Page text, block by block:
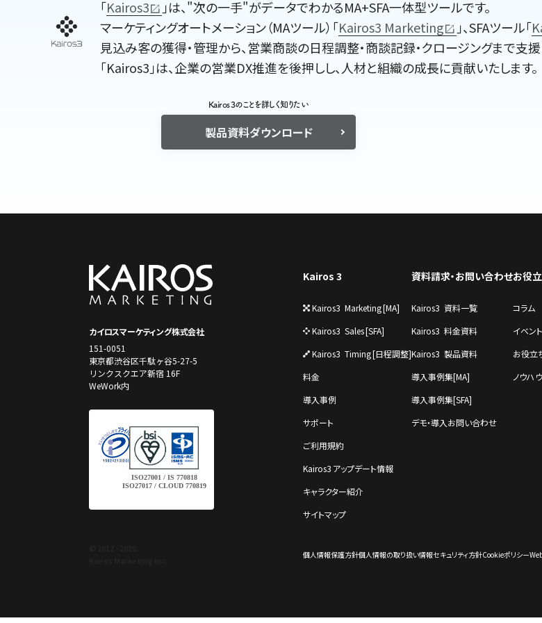
｢Kairos3
｣は、"次の一手"がデータでわかるMA+SFA一体型ツールです。
マーケティングオートメーション（MAツール）｢Kairos3 Marketing ｣、SFAツール｢
見込み客の獲得・管理から、営業商談の日程調整・商談記録・クロージングまで支援
｢Kairos3｣は、企業の営業DX推進を後押しし、人材と組織の成長に貢献いたします。
Kairos 3のことを詳しく知りたい
製品資料ダウンロード
カイロスマーケティング株式会社
151-0051
東京都渋谷区千駄ヶ谷5-27-5
リンクスクエア新宿 16F
WeWork内
ISO27001 / IS 770818
ISO27017 / CLOUD 770819
Kairos 3
Kairos3 Marketing [MA]
Kairos3 Sales [SFA]
Kairos3 Timing [⽇程調整]
料金
導⼊事例
サポート
ご利⽤規約
Kairos3 アップデート情報
キャラクター紹介
サイトマップ
資料請求・お問い合わせ
Kairos3 資料一覧
Kairos3 料金資料
Kairos3 製品資料
導入事例集[MA]
導入事例集[SFA]
デモ・導⼊お問い合わせ
お役
コラム
イベン
お役立
ノウハ
個⼈情報保護⽅針個⼈情報の取り扱い情報セキュリティ⽅針Cookieポリシー